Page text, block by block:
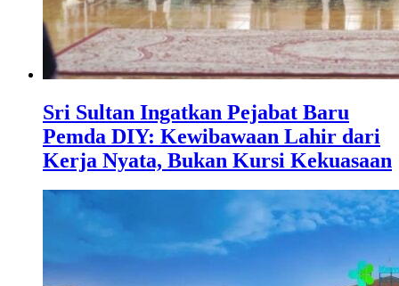
Sri Sultan Ingatkan Pejabat Baru
Pemda DIY: Kewibawaan Lahir dari
Kerja Nyata, Bukan Kursi Kekuasaan